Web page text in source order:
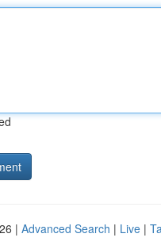
| Advanced Search | Live |